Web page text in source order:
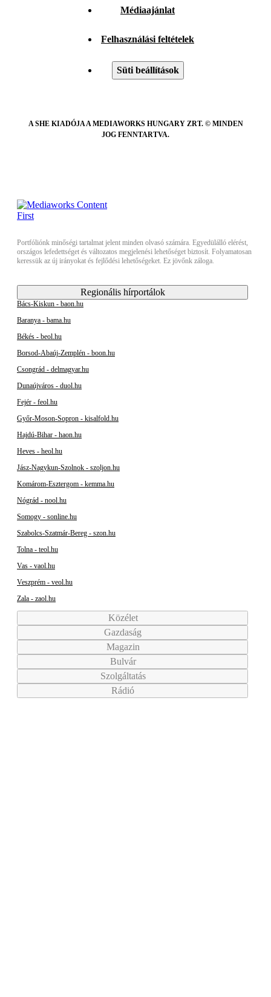
Médiaajánlat
Felhasználási feltételek
Süti beállítások
A SHE KIADÓJA A MEDIAWORKS HUNGARY ZRT. © MINDEN
JOG FENNTARTVA.
Portfóliónk minőségi tartalmat jelent minden olvasó számára. Egyedülálló elérést,
országos lefedettséget és változatos megjelenési lehetőséget biztosít. Folyamatosan
keressük az új irányokat és fejlődési lehetőségeket. Ez jövőnk záloga.
Regionális hírportálok
Bács-Kiskun - baon.hu
Baranya - bama.hu
Békés - beol.hu
Borsod-Abaúj-Zemplén - boon.hu
Csongrád - delmagyar.hu
Dunaújváros - duol.hu
Fejér - feol.hu
Győr-Moson-Sopron - kisalfold.hu
Hajdú-Bihar - haon.hu
Heves - heol.hu
Jász-Nagykun-Szolnok - szoljon.hu
Komárom-Esztergom - kemma.hu
Nógrád - nool.hu
Somogy - sonline.hu
Szabolcs-Szatmár-Bereg - szon.hu
Tolna - teol.hu
Vas - vaol.hu
Veszprém - veol.hu
Zala - zaol.hu
Közélet
Gazdaság
Magazin
Bulvár
Szolgáltatás
Rádió